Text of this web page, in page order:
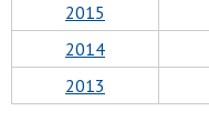
2015
2014
2013